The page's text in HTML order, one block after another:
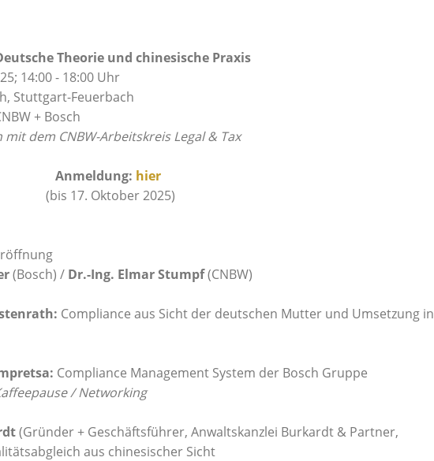
Theorie und chinesische Praxis
14:00 - 18:00 Uhr
Stuttgart-Feuerbach
+ Bosch
dem CNBW-Arbeitskreis Legal & Tax
hier
Oktober 2025)
(Bosch) / Dr.-Ing. Elmar Stumpf(CNBW)
Compliance aus Sicht der deutschen Mutter und Umsetzung in
Compliance Management System der Bosch Gruppe
/ Networking
(Gründer + Geschäftsführer, Anwaltskanzlei Burkardt & Partner,
aus chinesischer Sicht